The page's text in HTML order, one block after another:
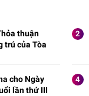
thuận
trú của Tòa
cho Ngày
lần thứ III